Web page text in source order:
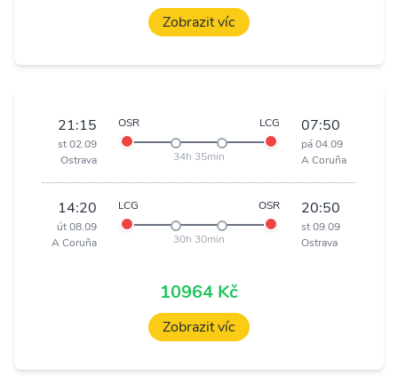
Zobrazit víc
21:15
st 02.09
Ostrava
OSR LCG
34h 35min
07:50
pá 04.09
A Coruña
14:20
út 08.09
A Coruña
LCG OSR
30h 30min
20:50
st 09.09
Ostrava
10964 Kč
Zobrazit víc